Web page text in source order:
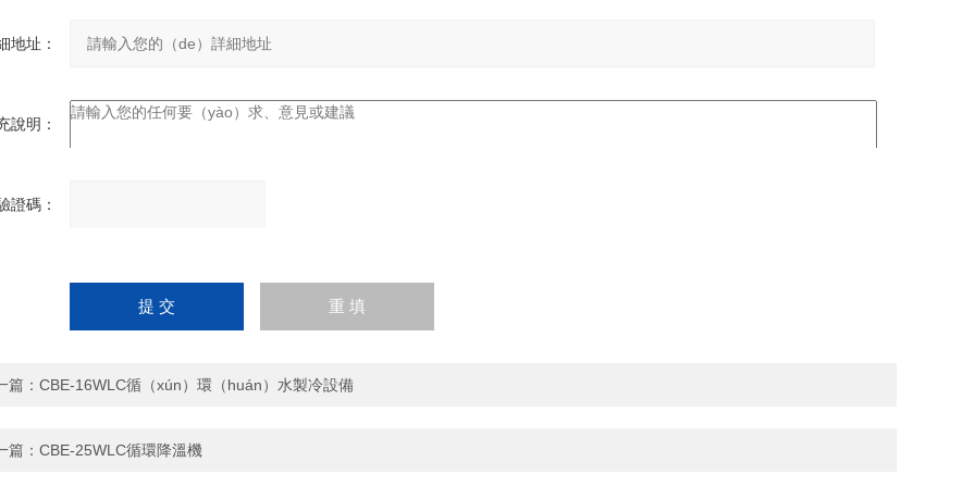
地址：
說明：
證碼：
結果（填寫阿拉伯數字），
如：三（sān）加四=7
篇： CBE-16WLC循（xún）環（huán）水製冷設備
篇： CBE-25WLC循環降溫機